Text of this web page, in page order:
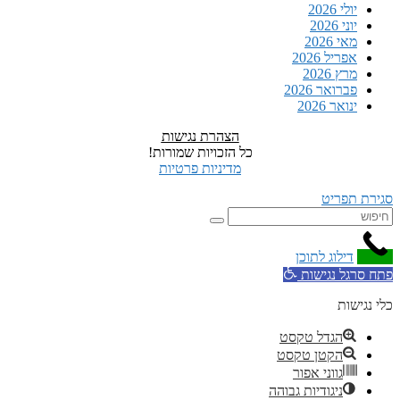
יולי 2026
יוני 2026
מאי 2026
אפריל 2026
מרץ 2026
פברואר 2026
ינואר 2026
הצהרת נגישות
כל הזכויות שמורות!
מדיניות פרטיות
סגירת תפריט
דילוג לתוכן
פתח סרגל נגישות
כלי נגישות
הגדל טקסט
הקטן טקסט
גווני אפור
ניגודיות גבוהה